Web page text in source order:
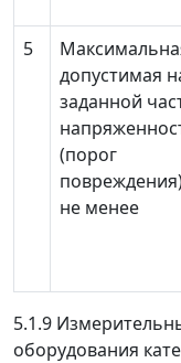
5
допустимая
заданной
(порог
не менее
5.1.9
оборудования